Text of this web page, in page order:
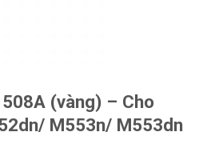
(vàng) – Cho
M553n/ M553dn